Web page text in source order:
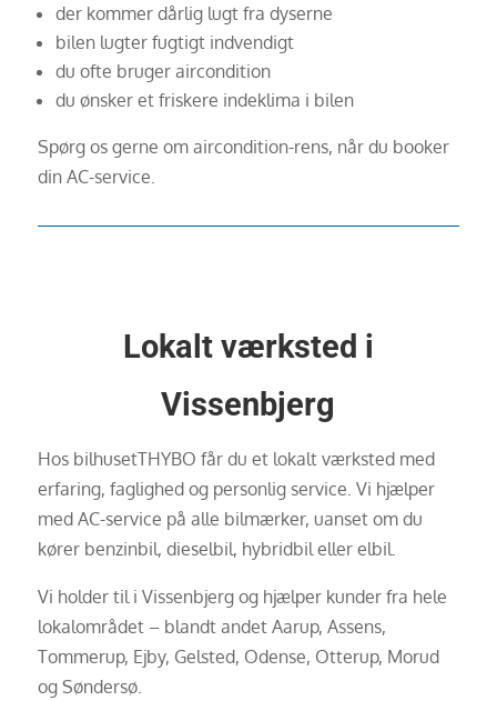
der kommer dårlig lugt fra dyserne
bilen lugter fugtigt indvendigt
du ofte bruger aircondition
du ønsker et friskere indeklima i bilen
Spørg os gerne om aircondition-rens, når du booker
din AC-service.
Lokalt værksted i
Vissenbjerg
Hos bilhusetTHYBO får du et lokalt værksted med
erfaring, faglighed og personlig service. Vi hjælper
med AC-service på alle bilmærker, uanset om du
kører benzinbil, dieselbil, hybridbil eller elbil.
Vi holder til i Vissenbjerg og hjælper kunder fra hele
lokalområdet – blandt andet Aarup, Assens,
Tommerup, Ejby, Gelsted, Odense, Otterup, Morud
og Søndersø.